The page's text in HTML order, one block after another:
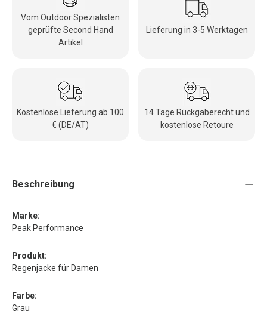
Vom Outdoor Spezialisten
geprüfte Second Hand
Artikel
Lieferung in 3-5 Werktagen
Kostenlose Lieferung ab 100
€ (DE/AT)
14 Tage Rückgaberecht und
kostenlose Retoure
Beschreibung
Marke:
Peak Performance
Produkt:
Regenjacke für Damen
Farbe:
Grau